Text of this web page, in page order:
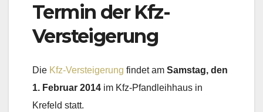
Termin der Kfz-
Versteigerung
Die Kfz-Versteigerung findet am Samstag, den
1. Februar 2014 im Kfz-Pfandleihhaus in
Krefeld statt.